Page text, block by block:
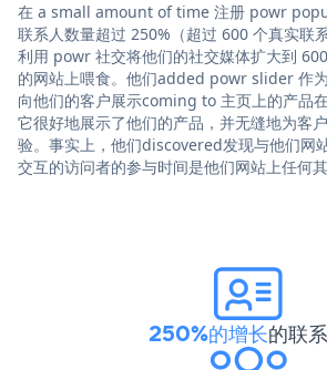
在 a small amount of time 注册 powr
联系人数量超过 250%（超过 600 个真实联
利用 powr 社交将他们的社交媒体扩大到
的网站上喂食。他们added powr slider 作
向他们的客户展示coming to 主页上的产品
它很好地展示了他们的产品，并无缝地为客
验。事实上，他们discovered发现与他们网
交互的访问者的参与时间是他们网站上任何
250%的增长的联